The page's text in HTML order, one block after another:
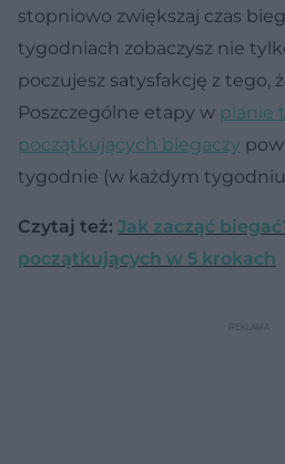
stopniowo zwiększaj czas
tygodniach zobaczysz nie
poczujesz satysfakcję z tego,
Poszczególne etapy w planie
początkujących biegaczy
tygodnie (w każdym
Czytaj też: Jak zacząć
początkujących w 5 krokach